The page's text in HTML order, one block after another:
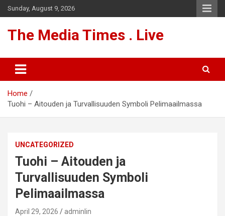
Skip
to
Sunday, August 9, 2026
The Media Times . Live
Home
Tuohi – Aitouden ja Turvallisuuden Symboli Pelimaailmassa
UNCATEGORIZED
Tuohi – Aitouden ja
Turvallisuuden Symboli
Pelimaailmassa
April 29, 2026 adminlin